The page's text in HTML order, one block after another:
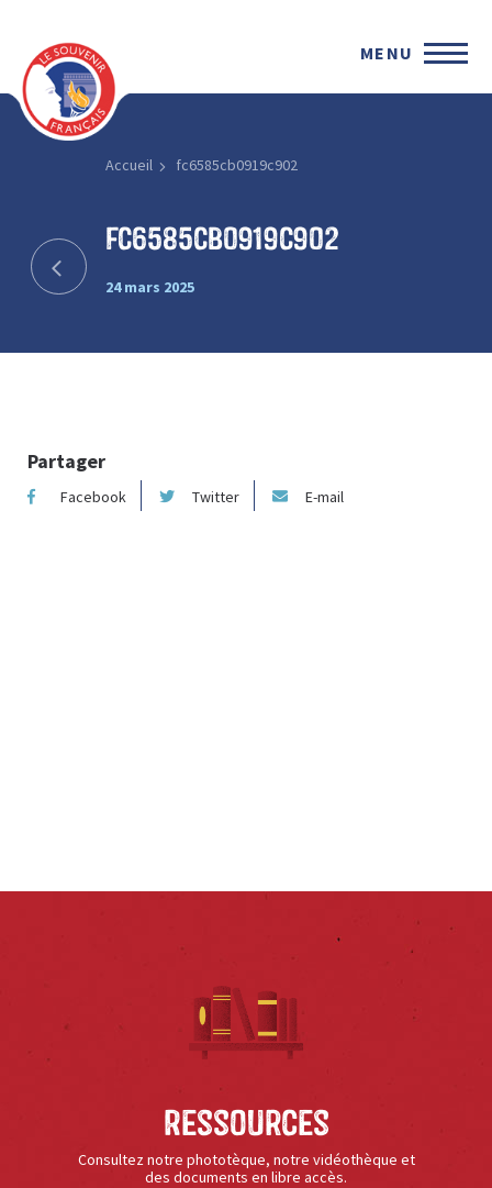
MENU
Accueil fc6585cb0919c902
fc6585cb0919c902
24 mars 2025
Partager
Facebook Twitter E-mail
Ressources
Consultez notre phototèque, notre vidéothèque et
des documents en libre accès.